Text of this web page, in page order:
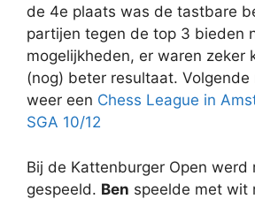
de 4e plaats was de tastbare
partijen tegen de top 3 bieden
mogelijkheden, er waren zeker
(nog) beter resultaat. Volgende
weer een Chess League in
SGA 10/12
Bij de Kattenburger Open werd
gespeeld. Ben speelde met wit